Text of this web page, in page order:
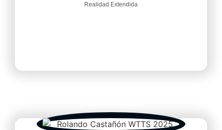
Realidad Extendida